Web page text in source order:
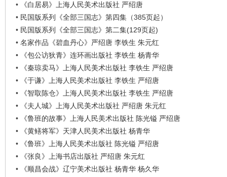
•
《白居易》上海人民美术出版社 严绍唐
• 民国版系列《全部三国志》第四集（385页起）
• 民国版系列《全部三国志》第二集(129页起)
• 名家作品《碧血丹心》严绍唐 李铁生 朱元红
•
《包公访狄青》连环画出版社 李铁生 杨青华
•
《秦琼卖马》上海人民美术出版社 李铁生 严绍唐
•
《于谦》上海人民美术出版社 李铁生 严绍唐
•
《智取陈仓》上海人民美术出版社 李铁生 严绍唐
•
《夫人城》上海人民美术出版社 严绍唐 朱元红
•
《鲁班的故事》上海人民美术出版社 陈光镒 严绍唐
•
《黄鳝将军》天津人民美术出版社 杨青华
•
《鲁班》上海人民美术出版社 陈光镒 严绍唐
•
《张良》上海书店出版社 严绍唐 朱元红
•
《顺昌会战》辽宁美术出版社 杨青华 杨久华